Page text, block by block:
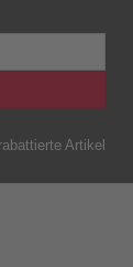
Artikel